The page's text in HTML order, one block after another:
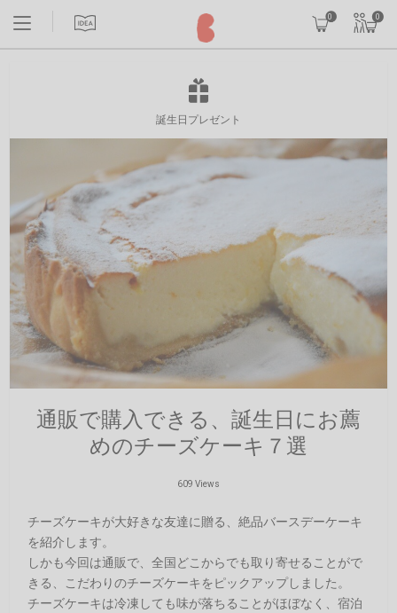
0 0
誕生日プレゼント
通販で購入できる、誕生日にお薦
めのチーズケーキ７選
609 Views
チーズケーキが大好きな友達に贈る、絶品バースデーケーキ
を紹介します。
しかも今回は通販で、全国どこからでも取り寄せることがで
きる、こだわりのチーズケーキをピックアップしました。
チーズケーキは冷凍しても味が落ちることがほぼなく、宿泊